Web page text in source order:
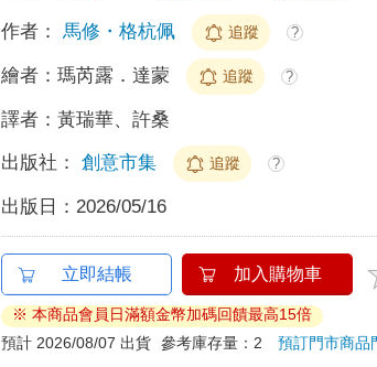
作者： 馬修・格杭佩 追蹤 ?
繪者：瑪芮露．達蒙 追蹤 ?
譯者：黃瑞華、許桑
出版社： 創意市集 追蹤 ?
出版日： 2026/05/16
立即結帳 加入購物車
※ 本商品會員日滿額金幣加碼回饋最高15倍
預計 2026/08/07 出貨 參考庫存量：2預訂門市商品